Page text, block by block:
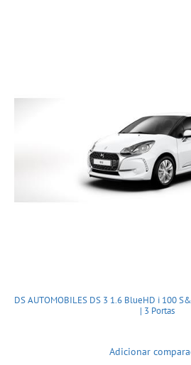
DS AUTOMOBILES DS 3 1.6 BlueHD i 100
| 3 Portas
Adicionar